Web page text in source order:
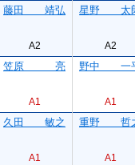
藤田 靖弘
A2
星野 太
A2
笠原 亮
A1
野中 一
A1
久田 敏之
A1
重野 哲
A1